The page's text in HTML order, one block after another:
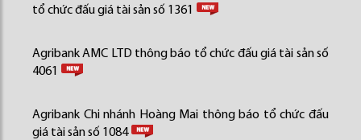
tổ chức đấu giá tài sản số 1361
Agribank AMC LTD thông báo tổ chức đấu giá tài sản số
4061
Agribank Chi nhánh Hoàng Mai thông báo tổ chức đấu
giá tài sản số 1084